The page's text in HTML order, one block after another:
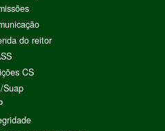
do reitor
CS
Suap